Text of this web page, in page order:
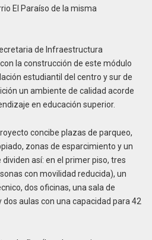
El Paraíso de la misma
de Infraestructura
la construcción de este módulo
estudiantil del centro y sur de
un ambiente de calidad acorde
en educación superior.
concibe plazas de parqueo,
zonas de esparcimiento y un
así: en el primer piso, tres
con movilidad reducida), un
dos oficinas, una sala de
aulas con una capacidad para 42